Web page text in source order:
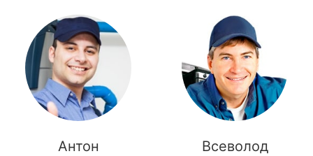
Антон
Всеволод